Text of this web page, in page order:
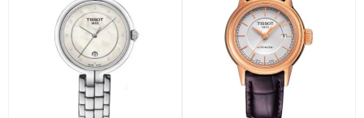
Kim (Analog) Điện tử (Digital)